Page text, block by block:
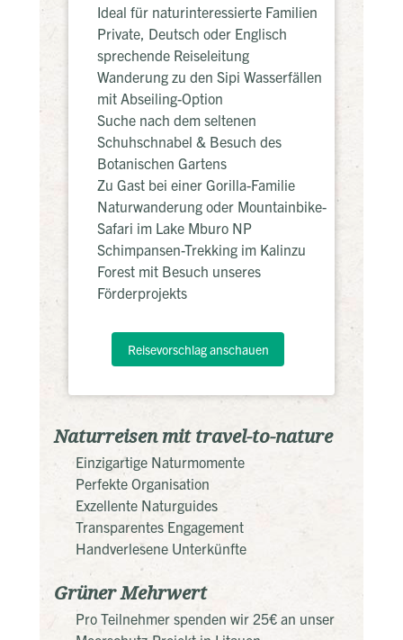
Naturreisen mit travel-to-nature
Einzigartige Naturmomente
Perfekte Organisation
Exzellente Naturguides
Transparentes Engagement
Handverlesene Unterkünfte
Grüner Mehrwert
Pro Teilnehmer spenden wir 25€ an unser
Ideal für naturinteressierte Familien
Private, Deutsch oder Englisch
sprechende Reiseleitung
Wanderung zu den Sipi Wasserfällen
mit Abseiling-Option
Suche nach dem seltenen
Schuhschnabel & Besuch des
Botanischen Gartens
Zu Gast bei einer Gorilla-Familie
Naturwanderung oder Mountainbike-
Safari im Lake Mburo NP
Schimpansen-Trekking im Kalinzu
Forest mit Besuch unseres
Förderprojekts
Reisevorschlag anschauen